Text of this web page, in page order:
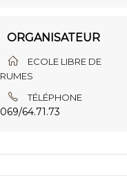
ORGANISATEUR
ECOLE LIBRE DE
RUMES
TÉLÉPHONE
069/64.71.73